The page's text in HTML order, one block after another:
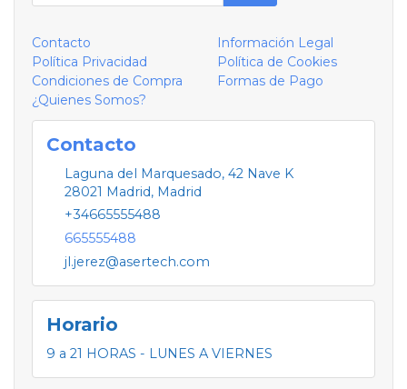
Contacto
Información Legal
Política Privacidad
Política de Cookies
Condiciones de Compra
Formas de Pago
¿Quienes Somos?
Contacto
Laguna del Marquesado, 42 Nave K
28021 Madrid, Madrid
+34665555488
665555488
jl.jerez@asertech.com
Horario
9 a 21 HORAS - LUNES A VIERNES